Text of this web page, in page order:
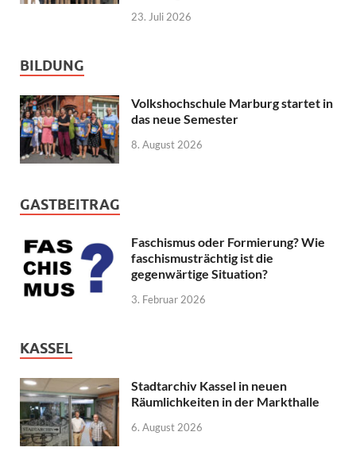
23. Juli 2026
BILDUNG
Volkshochschule Marburg startet in
das neue Semester
8. August 2026
GASTBEITRAG
Faschismus oder Formierung? Wie
faschismusträchtig ist die
gegenwärtige Situation?
3. Februar 2026
KASSEL
Stadtarchiv Kassel in neuen
Räumlichkeiten in der Markthalle
6. August 2026